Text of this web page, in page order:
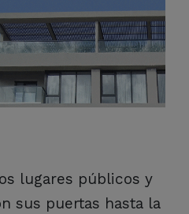
lugares públicos y
sus puertas hasta la